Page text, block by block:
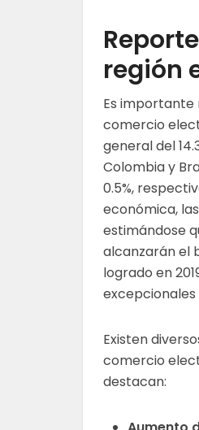
región
Es importante
comercio
general del
Colombia y
0.5%,
económica,
estimándose
alcanzarán el
logrado en
Existen
comercio
destacan: